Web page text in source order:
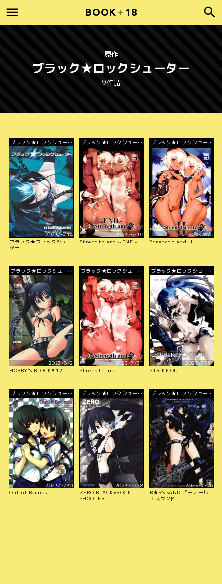
BOOK + 18
原作
ブラック★ロックシューター
9作品
ブラック★ロックシュータ
ー
2023/8/14
ブラック★ファックシュー
ター
ブラック★ロックシュータ
ー
2023/8/10
Strength and ~END~
ブラック★ロックシュータ
ー
2023/8/5
Strength and Ⅱ
ブラック★ロックシュータ
ー
2023/8/2
HOBBY`S BLOCK!! 12
ブラック★ロックシュータ
ー
2023/7/31
Strength and
ブラック★ロックシュータ
ー
2023/7/31
STRIKE OUT
ブラック★ロックシュータ
ー
2023/7/30
Out of Bounds
ブラック★ロックシュータ
ー
2023/7/28
ZERO BLACK⭐︎ROCK
SHOOTER
ブラック★ロックシュータ
2023/7/26
B★RS SAND ビーアール
エスサンド